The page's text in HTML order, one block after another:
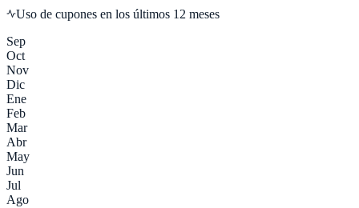
Uso de cupones en los últimos 12 meses
Sep
Oct
Nov
Dic
Ene
Feb
Mar
Abr
May
Jun
Jul
Ago